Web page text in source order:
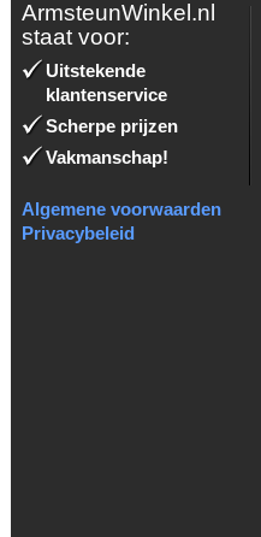
ArmsteunWinkel.nl
staat voor:
Uitstekende
klantenservice
Scherpe prijzen
Vakmanschap!
Algemene voorwaarden
Privacybeleid